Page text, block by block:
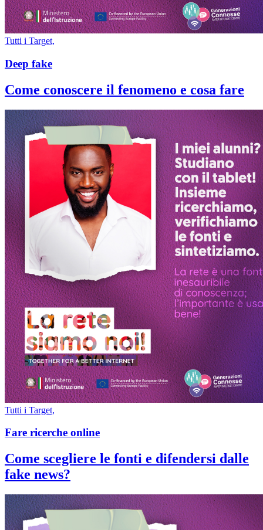
Tutti i Target,
Deep fake
Come conoscere il fenomeno e cosa fare
Tutti i Target,
Fare ricerche online
Come scegliere le fonti e difendersi dalle
fake news?